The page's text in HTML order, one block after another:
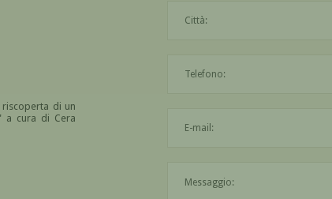
riscoperta di un
a cura di Cera